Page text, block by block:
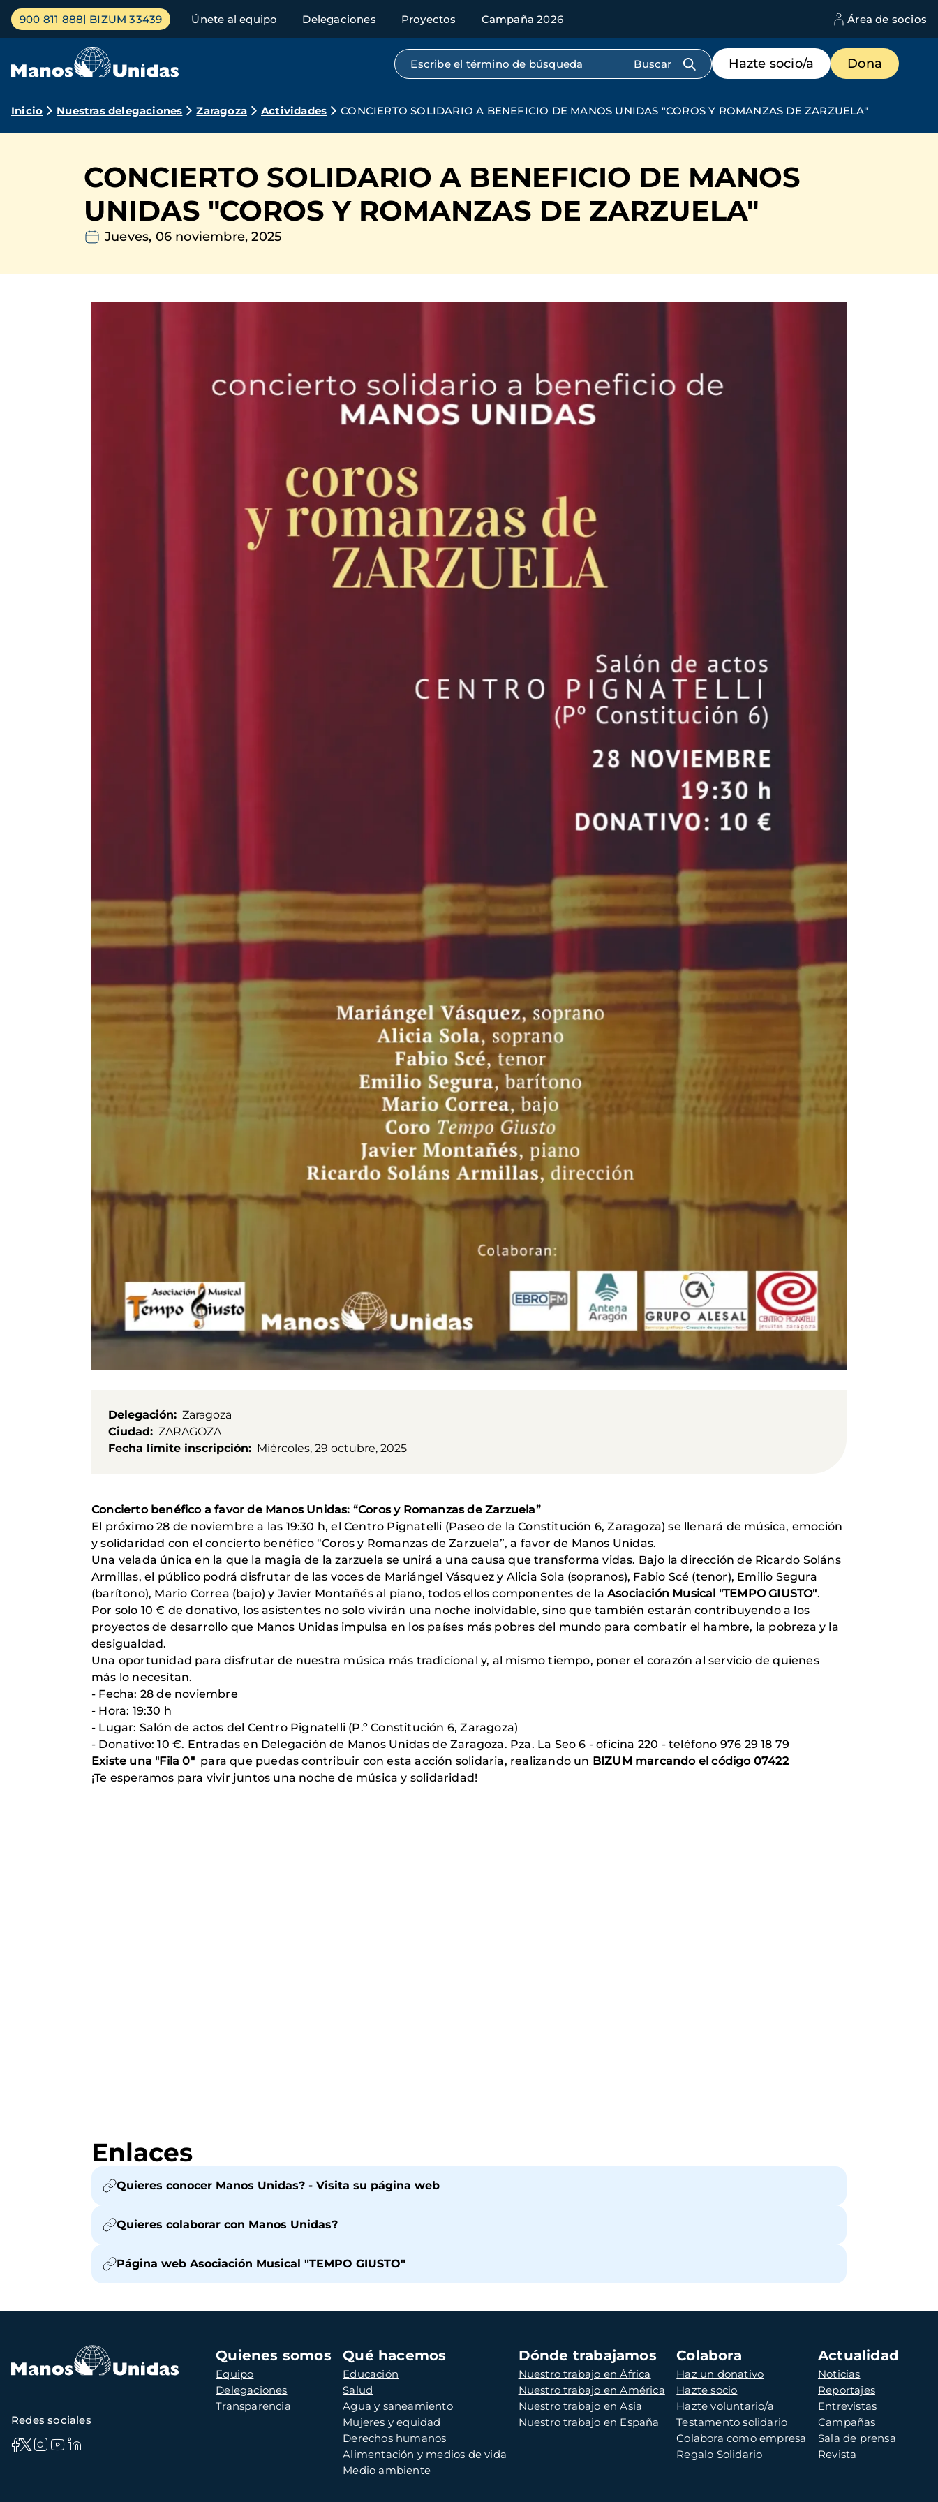
Pasar
contenido
Menú
principal
900 811 888 BIZUM 33439 Únete al equipo Delegaciones Proyectos Campaña 2026 Área de socios
Búsqueda por texto completo
Menú
de
destacados
Hazte socio/a Dona
Ruta
navegación
Inicio Nuestras delegaciones Zaragoza Actividades CONCIERTO SOLIDARIO A BENEFICIO DE MANOS UNIDAS "COROS Y ROMANZAS DE ZARZUELA"
CONCIERTO SOLIDARIO A BENEFICIO DE MANOS
UNIDAS "COROS Y ROMANZAS DE ZARZUELA"
Jueves, 06 noviembre, 2025
Delegación
Zaragoza
Ciudad
ZARAGOZA
Fecha límite inscripción
Miércoles, 29 octubre, 2025
Concierto benéfico a favor de Manos Unidas: “Coros y Romanzas de Zarzuela”
El próximo 28 de noviembre a las 19:30 h, el Centro Pignatelli (Paseo de la Constitución 6, Zaragoza) se llenará de música, emoción
y solidaridad con el concierto benéfico “Coros y Romanzas de Zarzuela”, a favor de Manos Unidas.
Una velada única en la que la magia de la zarzuela se unirá a una causa que transforma vidas. Bajo la dirección de Ricardo Soláns
Armillas, el público podrá disfrutar de las voces de Mariángel Vásquez y Alicia Sola (sopranos), Fabio Scé (tenor), Emilio Segura
(barítono), Mario Correa (bajo) y Javier Montañés al piano, todos ellos componentes de laAsociación Musical "TEMPO GIUSTO".
Por solo 10 € de donativo, los asistentes no solo vivirán una noche inolvidable, sino que también estarán contribuyendo a los
proyectos de desarrollo que Manos Unidas impulsa en los países más pobres del mundo para combatir el hambre, la pobreza y la
desigualdad.
Una oportunidad para disfrutar de nuestra música más tradicional y, al mismo tiempo, poner el corazón al servicio de quienes
más lo necesitan.
- Fecha: 28 de noviembre
- Hora: 19:30 h
- Lugar: Salón de actos del Centro Pignatelli (P.º Constitución 6, Zaragoza)
- Donativo: 10 €. Entradas en Delegación de Manos Unidas de Zaragoza. Pza. La Seo 6 - oficina 220 - teléfono 976 29 18 79
Existe una "Fila 0" para que puedas contribuir con esta acción solidaria, realizando un BIZUM marcando el código 07422
¡Te esperamos para vivir juntos una noche de música y solidaridad!
Enlaces
Quieres conocer Manos Unidas? - Visita su página web
Quieres colaborar con Manos Unidas?
Página web Asociación Musical "TEMPO GIUSTO"
Navegación
principal
Quienes somos
Equipo
Delegaciones
Transparencia
Qué hacemos
Educación
Salud
Agua y saneamiento
Mujeres y equidad
Derechos humanos
Alimentación y medios de vida
Medio ambiente
Dónde trabajamos
Nuestro trabajo en África
Nuestro trabajo en América
Nuestro trabajo en Asia
Nuestro trabajo en España
Colabora
Haz un donativo
Hazte socio
Hazte voluntario/a
Testamento solidario
Colabora como empresa
Regalo Solidario
Actualidad
Noticias
Reportajes
Entrevistas
Campañas
Sala de prensa
Revista
Redes sociales